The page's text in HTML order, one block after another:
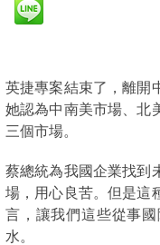
英捷專案結束了，離開
她認為中南美市場、北
三個市場。
蔡總統為我國企業找到
場，用心良苦。但是這
言，讓我們這些從事
水。